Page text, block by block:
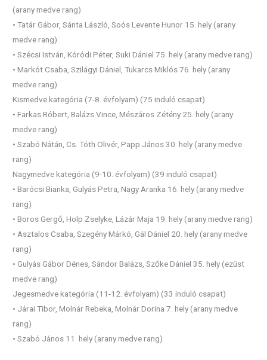
(arany medve rang)
• Tatár Gábor, Sánta László, Soós Levente Hunor 15. hely (arany
medve rang)
• Szécsi István, Kóródi Péter, Suki Dániel 75. hely (arany medve rang)
• Markót Csaba, Szilágyi Dániel, Tukarcs Miklós 76. hely (arany
medve rang)
Kismedve kategória (7-8. évfolyam) (75 induló csapat)
• Farkas Róbert, Balázs Vince, Mészáros Zétény 25. hely (arany
medve rang)
• Szabó Nátán, Cs. Tóth Olivér, Papp János 30. hely (arany medve
rang)
Nagymedve kategória (9-10. évfolyam) (39 induló csapat)
• Barócsi Bianka, Gulyás Petra, Nagy Aranka 16. hely (arany medve
rang)
• Boros Gergő, Holp Zselyke, Lázár Maja 19. hely (arany medve rang)
• Asztalos Csaba, Szegény Márkó, Gál Dániel 20. hely (arany medve
rang)
• Gulyás Gábor Dénes, Sándor Balázs, Szőke Dániel 35. hely (ezüst
medve rang)
Jegesmedve kategória (11-12. évfolyam) (33 induló csapat)
• Járai Tibor, Molnár Rebeka, Molnár Dorina 7. hely (arany medve
rang)
• Szabó János 11. hely (arany medve rang)